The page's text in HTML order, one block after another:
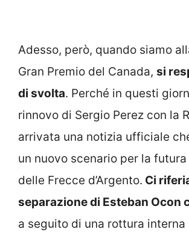
Adesso, però, quando siamo
Gran Premio del Canada, si
di svolta. Perché in questi
rinnovo di Sergio Perez con la
arrivata una notizia ufficiale
un nuovo scenario per la
delle Frecce d’Argento. Ci
separazione di Esteban Ocon
a seguito di una rottura